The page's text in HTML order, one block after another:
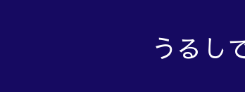
うるし